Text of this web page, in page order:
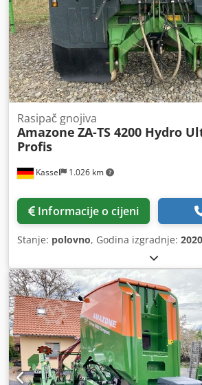
Kassel 1.026 km
Rasipač gnojiva
Amazone ZA-TS 4200 Hydro
Profis
Informacije o cijeni
Stanje: polovno, Godina izgradnje: 2020